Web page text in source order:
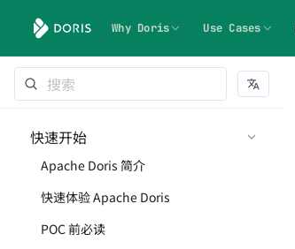
Why Doris Use Cases
快速开始
Apache Doris 简介
快速体验 Apache Doris
POC 前必读